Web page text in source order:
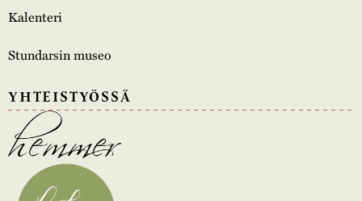
Kalenteri
Stundarsin museo
YHTEISTYÖSSÄ